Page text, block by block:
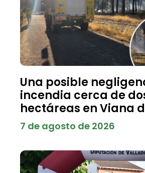
Una posible
incendia cerca de
hectáreas en Viana
7 de agosto de 2026